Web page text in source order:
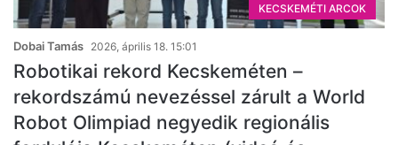
KECSKEMÉTI ARCOK
Dobai Tamás 2026, április 18. 15:01
Robotikai rekord Kecskeméten –
rekordszámú nevezéssel zárult a World
Robot Olimpiad negyedik regionális